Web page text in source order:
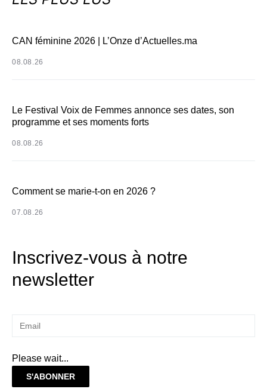
CAN féminine 2026 | L’Onze d’Actuelles.ma
08.08.26
Le Festival Voix de Femmes annonce ses dates, son
programme et ses moments forts
08.08.26
Comment se marie-t-on en 2026 ?
07.08.26
Inscrivez-vous à notre
newsletter
Please wait...
S'ABONNER